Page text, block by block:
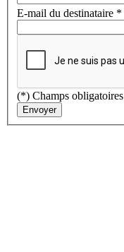
E-mail du destinataire *
(*) Champs obligatoires
Envoyer